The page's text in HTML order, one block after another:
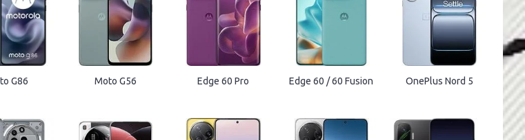
G86 Moto G56 Edge 60 Pro Edge 60 / 60 Fusion OnePlus Nord 5